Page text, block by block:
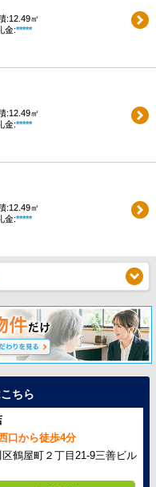
:12.49㎡
金:*****
:12.49㎡
金:*****
:12.49㎡
金:*****
ちら
口から徒歩4分
鶴屋町２丁目21-9三善ビル